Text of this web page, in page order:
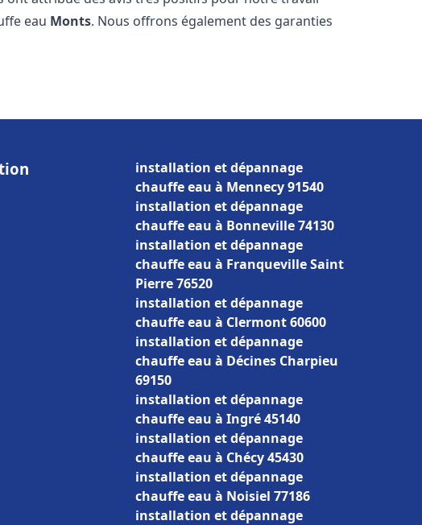
eau Monts. Nous offrons également des garanties
installation et dépannage
chauffe eau à Mennecy 91540
installation et dépannage
chauffe eau à Bonneville 74130
installation et dépannage
chauffe eau à Franqueville Saint
Pierre 76520
installation et dépannage
chauffe eau à Clermont 60600
installation et dépannage
chauffe eau à Décines Charpieu
69150
installation et dépannage
chauffe eau à Ingré 45140
installation et dépannage
chauffe eau à Chécy 45430
installation et dépannage
chauffe eau à Noisiel 77186
installation et dépannage